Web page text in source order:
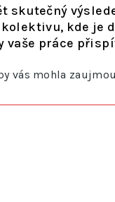
skutečný
kde je
vaše práce
vás mohla